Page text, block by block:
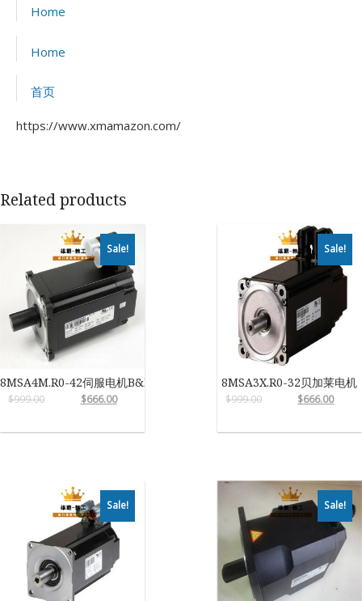
Home
Home
首页
https://www.xmamazon.com/
Related products
Sale!
8MSA4M.R0-42伺服电机B&R
$999.00 $666.00
Sale!
8MSA3X.R0-32贝加莱电机
$999.00 $666.00
Sale! Sale!